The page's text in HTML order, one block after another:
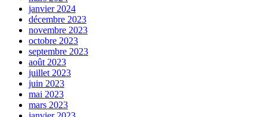
janvier 2024
décembre 2023
novembre 2023
octobre 2023
septembre 2023
août 2023
juillet 2023
juin 2023
mai 2023
mars 2023